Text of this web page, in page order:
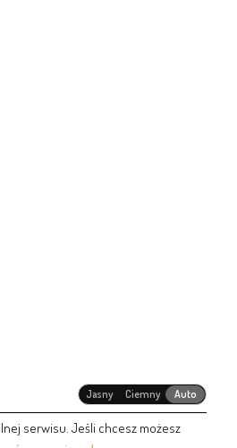
Jasny Ciemny Auto
serwisu. Jeśli chcesz możesz